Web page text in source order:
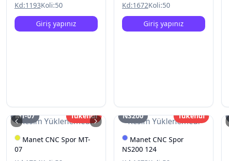
Kd:1193Koli:50
Giriş yapınız
Kd:1672Koli:50
Giriş yapınız
Resim Yüklenemedi
MT-07 Tükendi
Manet CNC Spor MT-
07
Resim Yüklenemedi
NS200 Tükendi
Manet CNC Spor
NS200 124